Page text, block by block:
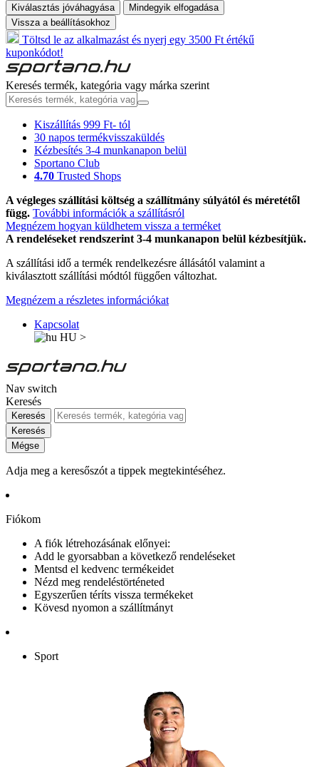
Kiválasztás jóváhagyása
Mindegyik elfogadása
Vissza a beállításokhoz
Töltsd le az alkalmazást és nyerj egy 3500 Ft értékű
kuponkódot!
Keresés termék, kategória vagy márka szerint
Kiszállítás 999 Ft- tól
30 napos termékvisszaküldés
Kézbesítés 3-4 munkanapon belül
Sportano Club
4.70 Trusted Shops
A végleges szállítási költség a szállítmány súlyától és méretétől
függ. További információk a szállításról
Megnézem hogyan küldhetem vissza a terméket
A rendeléseket rendszerint 3-4 munkanapon belül kézbesítjük.
A szállítási idő a termék rendelkezésre állásától valamint a
kiválasztott szállítási módtól függően változhat.
Megnézem a részletes információkat
Kapcsolat
HU >
Nav switch
Keresés
Keresés
Keresés
Mégse
Adja meg a keresőszót a tippek megtekintéséhez.
Fiókom
A fiók létrehozásának előnyei:
Add le gyorsabban a következő rendeléseket
Mentsd el kedvenc termékeidet
Nézd meg rendeléstörténeted
Egyszerűen téríts vissza termékeket
Kövesd nyomon a szállítmányt
Sport